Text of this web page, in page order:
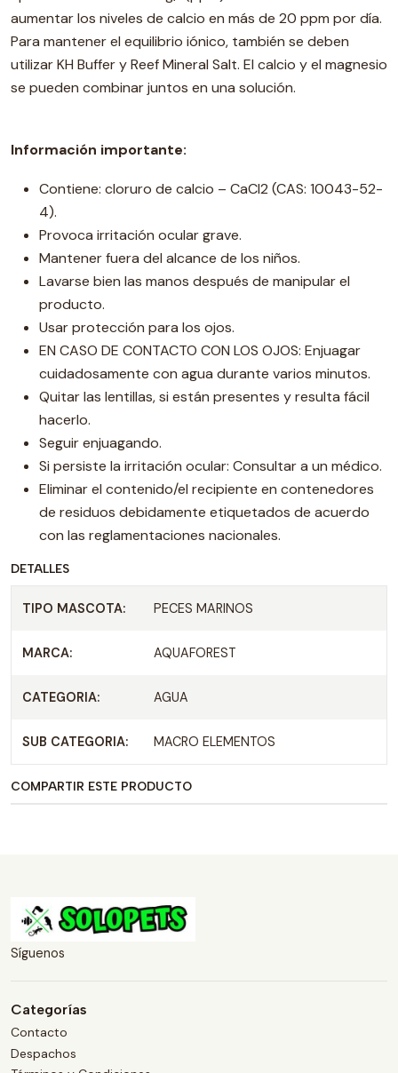
aumentar los niveles de calcio en más de 20 ppm por día.
Para mantener el equilibrio iónico, también se deben
utilizar KH Buffer y Reef Mineral Salt. El calcio y el magnesio
se pueden combinar juntos en una solución.
Información importante:
Contiene: cloruro de calcio – CaCl2 (CAS: 10043-52-
4).
Provoca irritación ocular grave.
Mantener fuera del alcance de los niños.
Lavarse bien las manos después de manipular el
producto.
Usar protección para los ojos.
EN CASO DE CONTACTO CON LOS OJOS: Enjuagar
cuidadosamente con agua durante varios minutos.
Quitar las lentillas, si están presentes y resulta fácil
hacerlo.
Seguir enjuagando.
Si persiste la irritación ocular: Consultar a un médico.
Eliminar el contenido/el recipiente en contenedores
de residuos debidamente etiquetados de acuerdo
con las reglamentaciones nacionales.
DETALLES
TIPO MASCOTA: PECES MARINOS
MARCA: AQUAFOREST
CATEGORIA: AGUA
SUB CATEGORIA: MACRO ELEMENTOS
COMPARTIR ESTE PRODUCTO
Síguenos
Categorías
Contacto
Despachos